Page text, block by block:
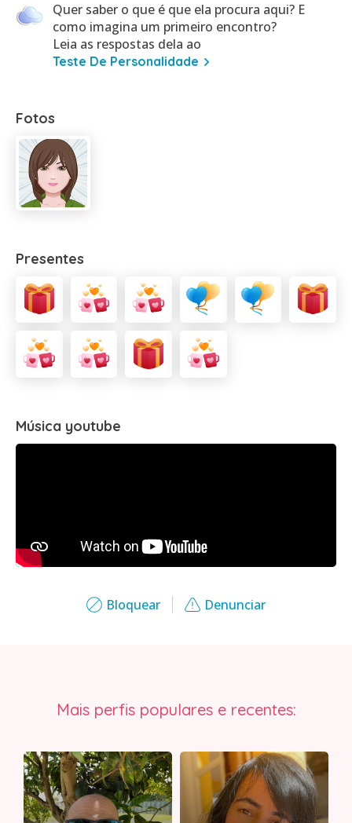
Bloquear Denunciar
Quer saber o que é que ela procura aqui? E
como imagina um primeiro encontro?
Leia as respostas dela ao
Teste De Personalidade
Fotos
Presentes
Música youtube
Mais perfis populares e recentes: